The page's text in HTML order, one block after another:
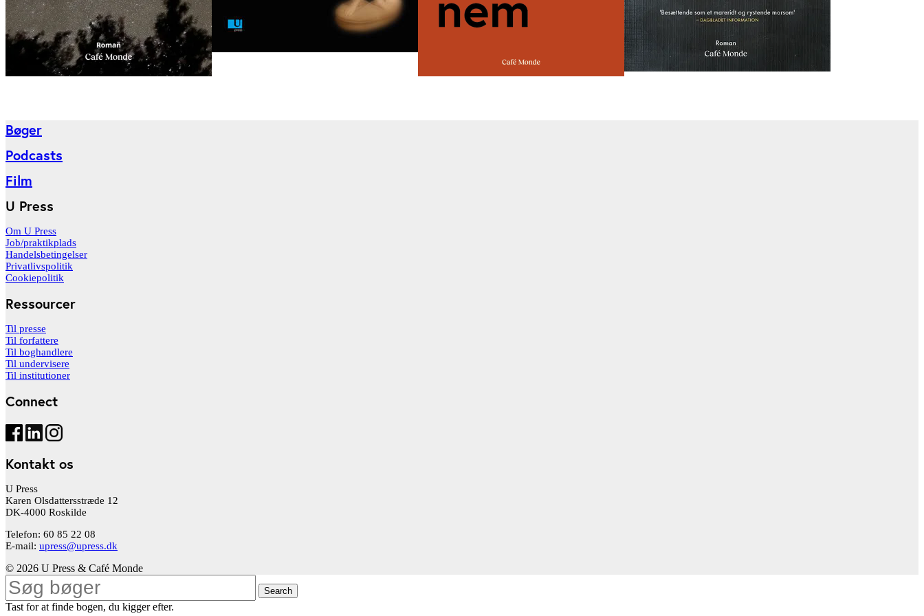
Bøger
Podcasts
Film
U Press
Om U Press
Job/praktikplads
Handelsbetingelser
Privatlivspolitik
Cookiepolitik
Ressourcer
Til presse
Til forfattere
Til boghandlere
Til undervisere
Til institutioner
Connect
Kontakt os
U Press
Karen Olsdattersstræde 12
DK-4000 Roskilde
Telefon: 60 85 22 08
E-mail: upress@upress.dk
© 2026 U Press & Café Monde
Search
Tast for at finde bogen, du kigger efter.